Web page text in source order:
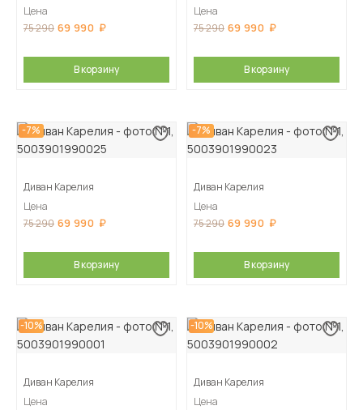
Цена
75 290 69 990
В корзину
Цена
75 290 69 990
В корзину
-7%
Диван Карелия
Цена
75 290 69 990
В корзину
-7%
Диван Карелия
Цена
75 290 69 990
В корзину
-10%
Диван Карелия
Цена
-10%
Диван Карелия
Цена